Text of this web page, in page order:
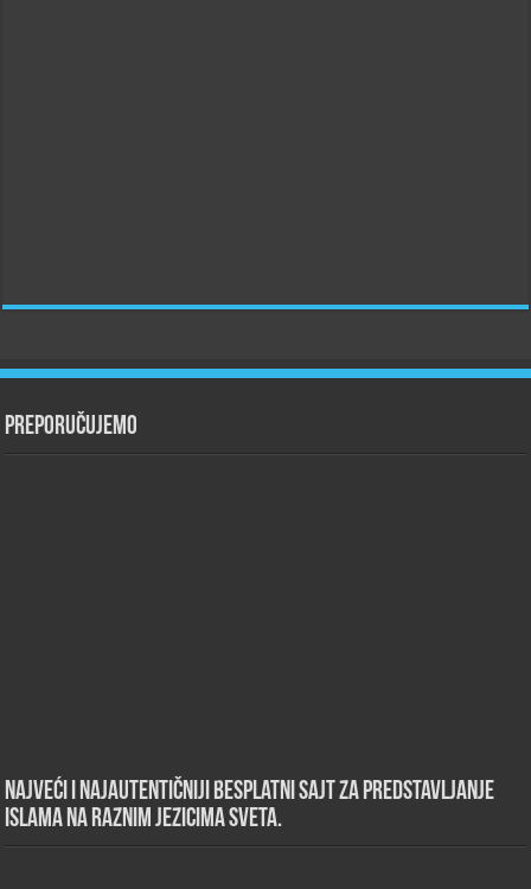
Preporučujemo
Najveći i najautentičniji besplatni sajt za predstavljanje
islama na raznim jezicima sveta.